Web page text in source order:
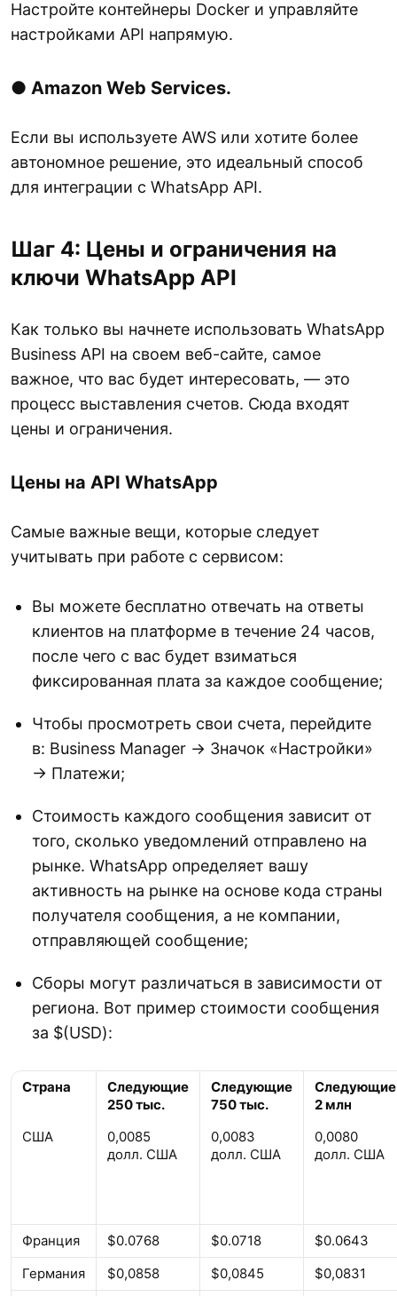
Настройте контейнеры Docker и управляйте
настройками API напрямую.
● Amazon Web Services.
Если вы используете AWS или хотите более
автономное решение, это идеальный способ
для интеграции с WhatsApp API.
Шаг 4: Цены и ограничения на
ключи WhatsApp API
Как только вы начнете использовать WhatsApp
Business API на своем веб-сайте, самое
важное, что вас будет интересовать, — это
процесс выставления счетов. Сюда входят
цены и ограничения.
Цены на API WhatsApp
Самые важные вещи, которые следует
учитывать при работе с сервисом:
Вы можете бесплатно отвечать на ответы
клиентов на платформе в течение 24 часов,
после чего с вас будет взиматься
фиксированная плата за каждое сообщение;
Чтобы просмотреть свои счета, перейдите
в: Business Manager → Значок «Настройки»
→ Платежи;
Стоимость каждого сообщения зависит от
того, сколько уведомлений отправлено на
рынке. WhatsApp определяет вашу
активность на рынке на основе кода страны
получателя сообщения, а не компании,
отправляющей сообщение;
Сборы могут различаться в зависимости от
региона. Вот пример стоимости сообщения
за $(USD):
Страна
Следующие
250 тыс.
Следующие
750 тыс.
Следующие
2 млн
США
0,0085
долл. США
0,0083
долл. США
0,0080
долл. США
Франция $0.0768 $0.0718
$0.0643
Германия
$0,0858 $0,0845
$0,0831